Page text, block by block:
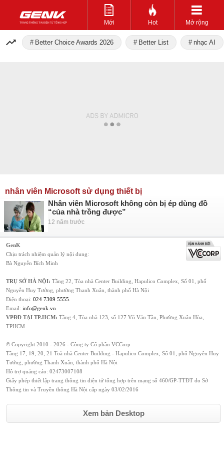
Mới Hot Mở rộng
Better Choice Awards 2026 Better List nhạc AI
nhân viên Microsoft sử dụng thiết bị
Nhân viên Microsoft không còn bị ép dùng đồ
“của nhà trồng được”
12 năm trước
GenK
Chịu trách nhiệm quản lý nội dung:
Bà Nguyễn Bích Minh
TRỤ SỞ HÀ NỘI: Tầng 22, Tòa nhà Center Building, Hapulico Complex, Số 01, phố
Nguyễn Huy Tưởng, phường Thanh Xuân, thành phố Hà Nội
Điện thoại: 024 7309 5555
Email: info@genk.vn
VPĐD TẠI TP.HCM: Tầng 4, Tòa nhà 123, số 127 Võ Văn Tần, Phường Xuân Hòa,
TPHCM
© Copyright 2010 - 2026 - Công ty Cổ phần VCCorp
Tầng 17, 19, 20, 21 Toà nhà Center Building - Hapulico Complex, Số 01, phố Nguyễn Huy
Tưởng, phường Thanh Xuân, thành phố Hà Nội
Hỗ trợ quảng cáo: 02473007108
Giấy phép thiết lập trang thông tin điện tử tổng hợp trên mạng số 460/GP-TTĐT do Sở
Thông tin và Truyền thông Hà Nội cấp ngày 03/02/2016
Xem bản Desktop